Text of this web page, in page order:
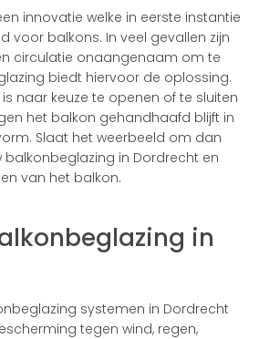
innovatie welke in eerste instantie
voor balkons. In veel gevallen zijn
circulatie onaangenaam om te
biedt hiervoor de oplossing.
naar keuze te openen of te sluiten
het balkon gehandhaafd blijft in
Slaat het weerbeeld om dan
balkonbeglazing in Dordrecht en
van het balkon.
in
systemen in Dordrecht
tegen wind, regen,